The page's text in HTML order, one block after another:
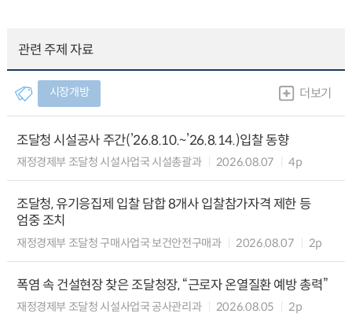
관련 주제 자료
시장개방 더보기
조달청 시설공사 주간(’26.8.10.~’26.8.14.)입찰 동향
재정경제부 조달청 시설사업국 시설총괄과 2026.08.07 4p
조달청, 유기응집제 입찰 담합 8개사 입찰참가자격 제한 등
엄중 조치
재정경제부 조달청 구매사업국 보건안전구매과 2026.08.07 2p
폭염 속 건설현장 찾은 조달청장, “근로자 온열질환 예방 총력”
재정경제부 조달청 시설사업국 공사관리과 2026.08.05 2p